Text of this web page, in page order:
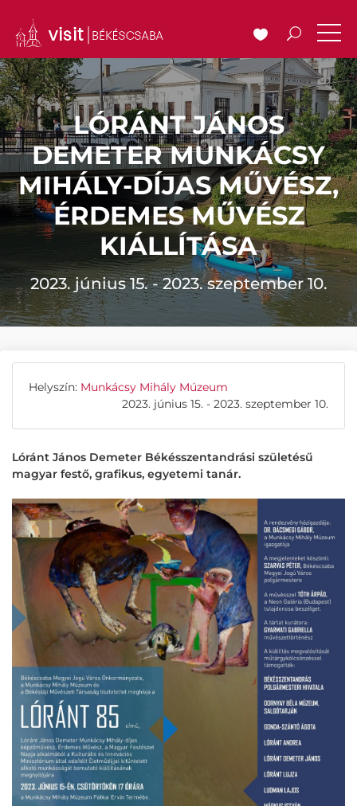
LÓRÁNT JÁNOS
DEMETER MUNKÁCSY
MIHÁLY-DÍJAS MŰVÉSZ,
ÉRDEMES MŰVÉSZ
KIÁLLÍTÁSA
2023. június 15. - 2023. szeptember 10.
Helyszín: Munkácsy Mihály Múzeum
2023. június 15. - 2023. szeptember 10.
Lóránt János Demeter Békésszentandrási születésű
magyar festő, grafikus, egyetemi tanár.